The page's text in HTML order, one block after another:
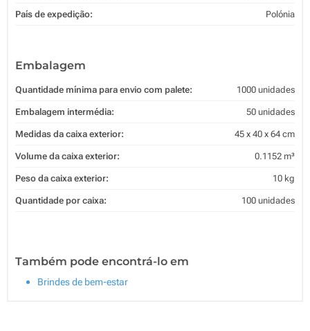
País de expedição: Polónia
Embalagem
Quantidade mínima para envio com palete: 1000 unidades
Embalagem intermédia: 50 unidades
Medidas da caixa exterior: 45 x 40 x 64 cm
Volume da caixa exterior: 0.1152 m³
Peso da caixa exterior: 10 kg
Quantidade por caixa: 100 unidades
Também pode encontrá-lo em
Brindes de bem-estar